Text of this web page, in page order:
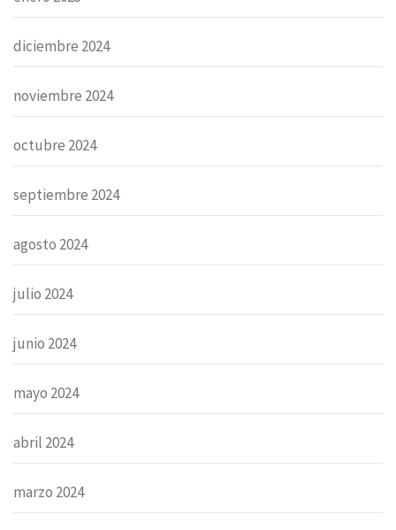
diciembre 2024
noviembre 2024
octubre 2024
septiembre 2024
agosto 2024
julio 2024
junio 2024
mayo 2024
abril 2024
marzo 2024